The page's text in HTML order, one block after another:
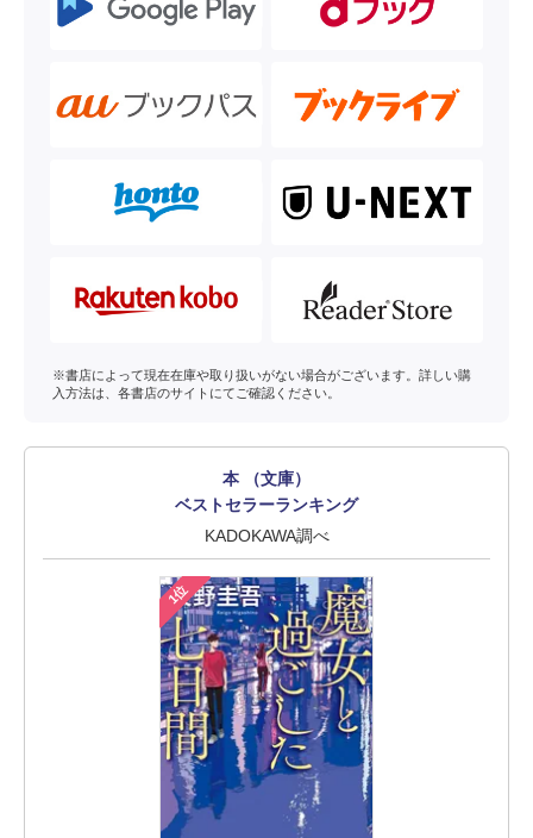
※書店によって現在在庫や取り扱いがない場合がございます。詳しい購
入方法は、各書店のサイトにてご確認ください。
本 （文庫）
ベストセラーランキング
KADOKAWA調べ
1位